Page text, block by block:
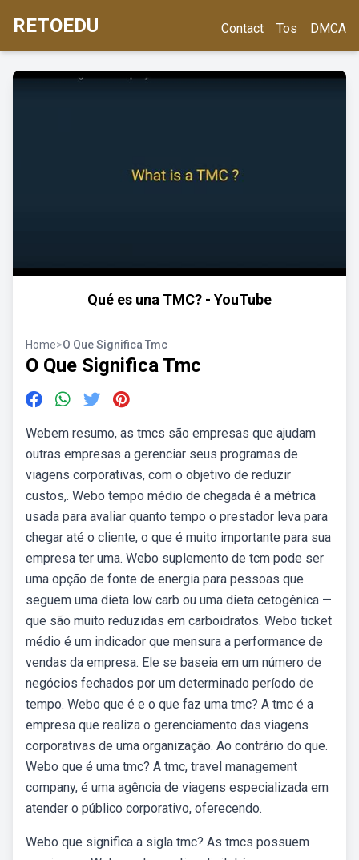
RETOEDU Contact Tos DMCA
Qué es una TMC? - YouTube
Home>O Que Significa Tmc
O Que Significa Tmc
Webem resumo, as tmcs são empresas que ajudam
outras empresas a gerenciar seus programas de
viagens corporativas, com o objetivo de reduzir
custos,. Webo tempo médio de chegada é a métrica
usada para avaliar quanto tempo o prestador leva para
chegar até o cliente, o que é muito importante para sua
empresa ter uma. Webo suplemento de tcm pode ser
uma opção de fonte de energia para pessoas que
seguem uma dieta low carb ou uma dieta cetogênica —
que são muito reduzidas em carboidratos. Webo ticket
médio é um indicador que mensura a performance de
vendas da empresa. Ele se baseia em um número de
negócios fechados por um determinado período de
tempo. Webo que é e o que faz uma tmc? A tmc é a
empresa que realiza o gerenciamento das viagens
corporativas de uma organização. Ao contrário do que.
Webo que é uma tmc? A tmc, travel management
company, é uma agência de viagens especializada em
atender o público corporativo, oferecendo.
Webo que significa a sigla tmc? As tmcs possuem